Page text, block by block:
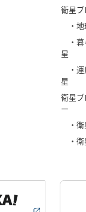
衛星
・地
・暮
星
・運
星
衛星
ー
・衛
・衛